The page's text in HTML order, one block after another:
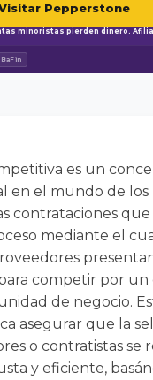
Pepperstone
minoristas pierden dinero.
BaFin
es un
en el mundo de los
contrataciones que
mediante el
competir por
de negocio.
asegurar que la
o contratistas se
y eficiente,